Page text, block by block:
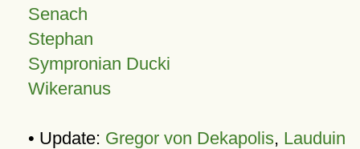
Senach
Stephan
Sympronian Ducki
Wikeranus
• Update: Gregor von Dekapolis, Lauduin